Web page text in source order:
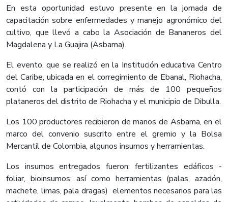
En esta oportunidad estuvo presente en la jornada de
capacitación sobre enfermedades y manejo agronómico del
cultivo, que llevó a cabo la Asociación de Bananeros del
Magdalena y La Guajira (Asbama).
El evento, que se realizó en la Institución educativa Centro
del Caribe, ubicada en el corregimiento de Ebanal, Riohacha,
contó con la participación de más de 100 pequeños
plataneros del distrito de Riohacha y el municipio de Dibulla.
Los 100 productores recibieron de manos de Asbama, en el
marco del convenio suscrito entre el gremio y la Bolsa
Mercantil de Colombia, algunos insumos y herramientas.
Los insumos entregados fueron: fertilizantes edáficos -
foliar, bioinsumos; así como herramientas (palas, azadón,
machete, limas, pala dragas) elementos necesarios para las